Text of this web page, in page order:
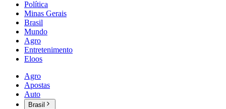
Política
Minas Gerais
Brasil
Mundo
Agro
Entretenimento
Eloos
Agro
Apostas
Auto
Brasil